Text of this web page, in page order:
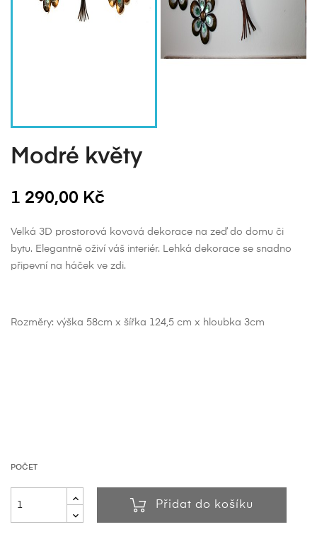
Modré květy
1 290,00 Kč
Velká 3D prostorová kovová dekorace na zeď do domu či
bytu. Elegantně oživí váš interiér. Lehká dekorace se snadno
připevní na háček ve zdi.
Rozměry: výška 58cm x šířka 124,5 cm x hloubka 3cm
POČET
Přidat do košíku